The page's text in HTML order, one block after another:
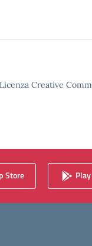
Creative
Store